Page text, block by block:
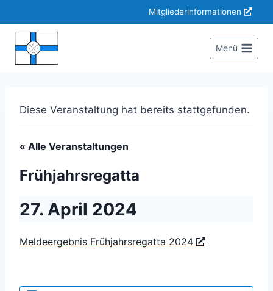
Inhalt
springen
Mitgliederinformationen
Menü
Diese Veranstaltung hat bereits stattgefunden.
« Alle Veranstaltungen
Frühjahrsregatta
27. April 2024
Meldeergebnis Frühjahrsregatta 2024